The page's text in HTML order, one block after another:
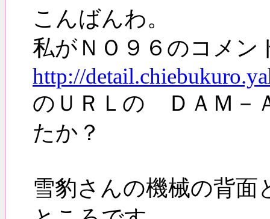
こんばんわ。
私がＮＯ９６のコメン
http://
のＵＲＬの ＤＡＭ－
たか？
雪豹さんの機械の背